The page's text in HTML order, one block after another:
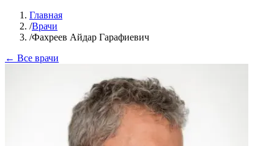
Главная
/Врачи
/Фахреев Айдар Гарафиевич
← Все врачи